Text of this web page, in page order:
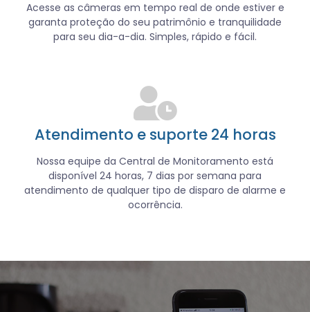
Acesse as câmeras em tempo real de onde estiver e
garanta proteção do seu patrimônio e tranquilidade
para seu dia-a-dia. Simples, rápido e fácil.
Atendimento e suporte 24 horas
Nossa equipe da Central de Monitoramento está
disponível 24 horas, 7 dias por semana para
atendimento de qualquer tipo de disparo de alarme e
ocorrência.